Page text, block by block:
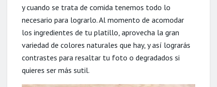
y cuando se trata de comida tenemos todo lo
necesario para lograrlo. Al momento de acomodar
los ingredientes de tu platillo, aprovecha la gran
variedad de colores naturales que hay, y así lograrás
contrastes para resaltar tu foto o degradados si
quieres ser más sutil.